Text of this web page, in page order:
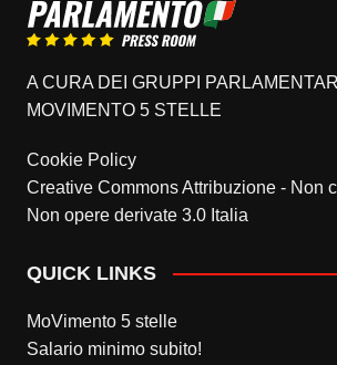
A CURA DEI GRUPPI
MOVIMENTO 5 STELLE
Cookie Policy
Creative Commons Attribuzione - Non
Non opere derivate 3.0 Italia
QUICK LINKS
MoVimento 5 stelle
Salario minimo subito!